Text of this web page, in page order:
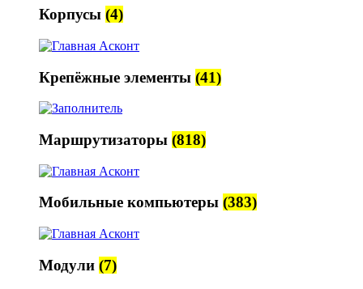
Корпусы (4)
Крепёжные элементы (41)
Маршрутизаторы (818)
Мобильные компьютеры (383)
Модули (7)